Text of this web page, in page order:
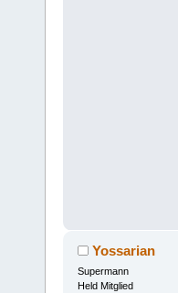
Yossarian
Supermann
Held Mitglied